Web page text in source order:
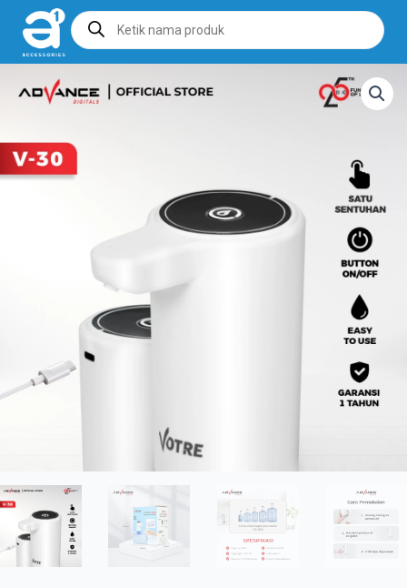
Products
search